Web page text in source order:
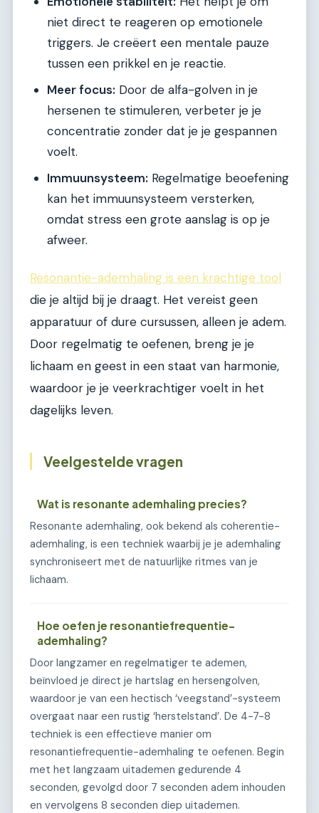
niet direct te reageren op emotionele
triggers. Je creëert een mentale pauze
tussen een prikkel en je reactie.
Meer focus: Door de alfa-golven in je
hersenen te stimuleren, verbeter je je
concentratie zonder dat je je gespannen
voelt.
Immuunsysteem: Regelmatige beoefening
kan het immuunsysteem versterken,
omdat stress een grote aanslag is op je
afweer.
Resonantie-ademhaling is een krachtige tool
die je altijd bij je draagt. Het vereist geen
apparatuur of dure cursussen, alleen je adem.
Door regelmatig te oefenen, breng je je
lichaam en geest in een staat van harmonie,
waardoor je je veerkrachtiger voelt in het
dagelijks leven.
Veelgestelde vragen
Wat is resonante ademhaling precies?
Resonante ademhaling, ook bekend als coherentie-
ademhaling, is een techniek waarbij je je ademhaling
synchroniseert met de natuurlijke ritmes van je
lichaam.
Hoe oefen je resonantiefrequentie-
ademhaling?
Door langzamer en regelmatiger te ademen,
beïnvloed je direct je hartslag en hersengolven,
waardoor je van een hectisch ‘veegstand’-systeem
overgaat naar een rustig ‘herstelstand’. De 4-7-8
techniek is een effectieve manier om
resonantiefrequentie-ademhaling te oefenen. Begin
met het langzaam uitademen gedurende 4
seconden, gevolgd door 7 seconden adem inhouden
en vervolgens 8 seconden diep uitademen.